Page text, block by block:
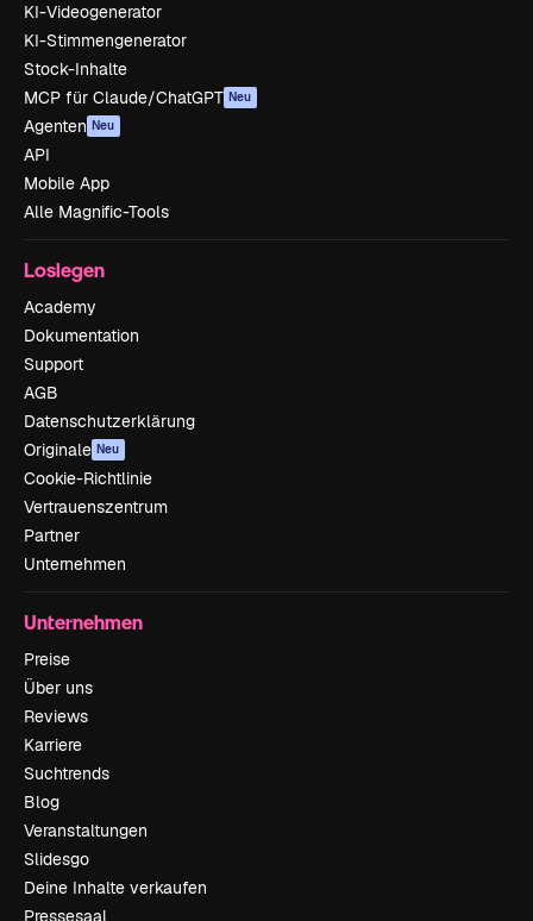
KI-Videogenerator
KI-Stimmengenerator
Stock-Inhalte
MCP für Claude/ChatGPT Neu
Agenten Neu
API
Mobile App
Alle Magnific-Tools
Loslegen
Academy
Dokumentation
Support
AGB
Datenschutzerklärung
Originale Neu
Cookie-Richtlinie
Vertrauenszentrum
Partner
Unternehmen
Unternehmen
Preise
Über uns
Reviews
Karriere
Suchtrends
Blog
Veranstaltungen
Slidesgo
Deine Inhalte verkaufen
Pressesaal